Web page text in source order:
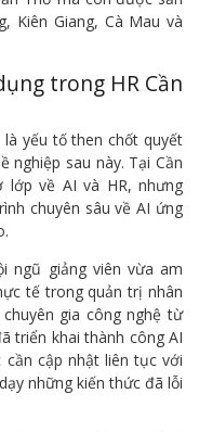
Kiên Giang, Cà Mau và
trong HR Cần
yếu tố then chốt quyết
nghiệp sau này. Tại Cần
về AI và HR, nhưng
chuyên sâu về AI ứng
ngũ giảng viên vừa am
tế trong quản trị nhân
gia công nghệ từ
triển khai thành công AI
cần cập nhật liên tục với
những kiến thức đã lỗi